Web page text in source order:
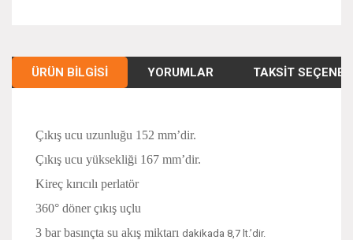
ÜRÜN BILGISI YORUMLAR TAKSIT
Çıkış ucu uzunluğu 152 mm’dir.
Çıkış ucu yüksekliği 167 mm’dir.
Kireç kırıcılı perlatör
360° döner çıkış uçlu
3 bar basınçta su akış miktarı dakikada 8,7 lt.’dir.